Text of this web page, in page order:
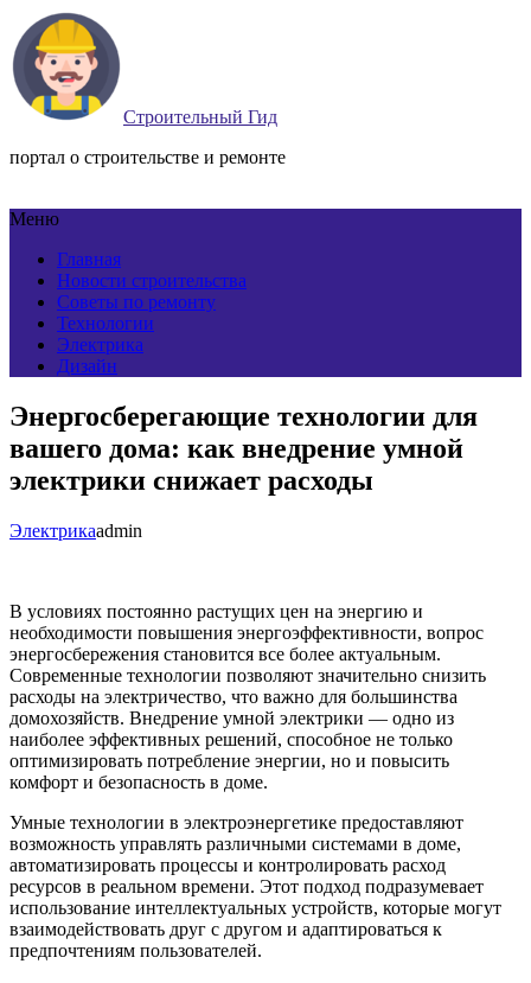
Строительный Гид
портал о строительстве и ремонте
Меню
Главная
Новости строительства
Советы по ремонту
Технологии
Электрика
Дизайн
Энергосберегающие технологии для
вашего дома: как внедрение умной
электрики снижает расходы
Электрикаadmin
В условиях постоянно растущих цен на энергию и
необходимости повышения энергоэффективности, вопрос
энергосбережения становится все более актуальным.
Современные технологии позволяют значительно снизить
расходы на электричество, что важно для большинства
домохозяйств. Внедрение умной электрики — одно из
наиболее эффективных решений, способное не только
оптимизировать потребление энергии, но и повысить
комфорт и безопасность в доме.
Умные технологии в электроэнергетике предоставляют
возможность управлять различными системами в доме,
автоматизировать процессы и контролировать расход
ресурсов в реальном времени. Этот подход подразумевает
использование интеллектуальных устройств, которые могут
взаимодействовать друг с другом и адаптироваться к
предпочтениям пользователей.